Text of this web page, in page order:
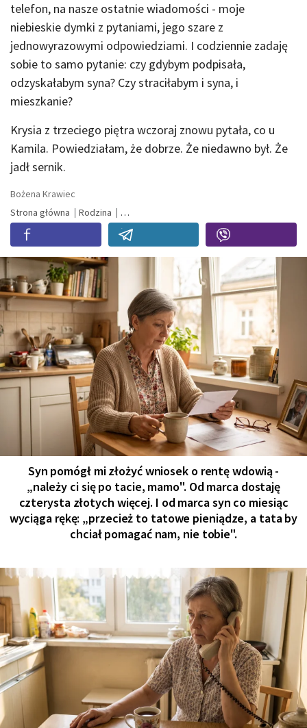
telefon, na nasze ostatnie wiadomości - moje
niebieskie dymki z pytaniami, jego szare z
jednowyrazowymi odpowiedziami. I codziennie zadaję
sobie to samo pytanie: czy gdybym podpisała,
odzyskałabym syna? Czy straciłabym i syna, i
mieszkanie?
Krysia z trzeciego piętra wczoraj znowu pytała, co u
Kamila. Powiedziałam, że dobrze. Że niedawno był. Że
jadł sernik.
Bożena Krawiec
Strona główna
Rodzina
Syn pomógł mi złożyć wniosek o rentę wdowią -
„należy ci się po tacie, mamo". Od marca dostaję
czterysta złotych więcej. I od marca syn co miesiąc
wyciąga rękę: „przecież to tatowe pieniądze, a tata by
chciał pomagać nam, nie tobie".